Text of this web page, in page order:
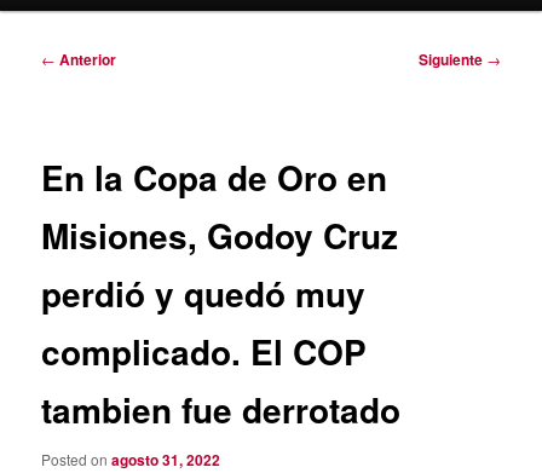
Navegación
← Anterior Siguiente →
En la Copa de Oro en
Misiones, Godoy Cruz
perdió y quedó muy
complicado. El COP
tambien fue derrotado
Posted onagosto 31, 2022